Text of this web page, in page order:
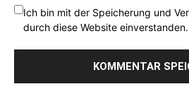
Ich bin mit der Speicherung und
durch diese Website einverstanden.